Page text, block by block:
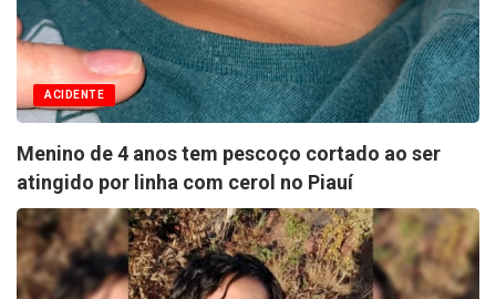
ACIDENTE
Menino de 4 anos tem pescoço cortado ao ser
atingido por linha com cerol no Piauí